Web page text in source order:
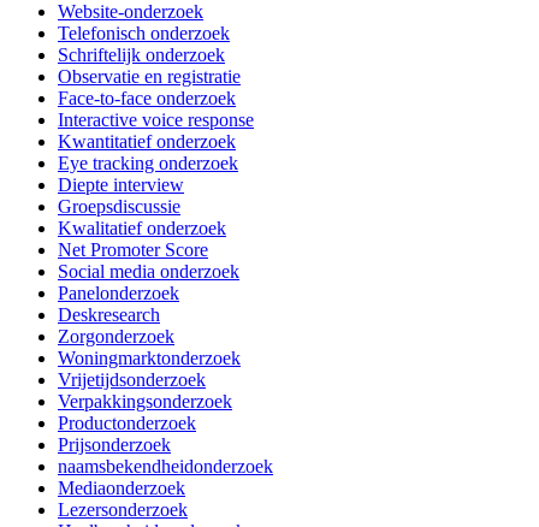
Website-onderzoek
Telefonisch onderzoek
Schriftelijk onderzoek
Observatie en registratie
Face-to-face onderzoek
Interactive voice response
Kwantitatief onderzoek
Eye tracking onderzoek
Diepte interview
Groepsdiscussie
Kwalitatief onderzoek
Net Promoter Score
Social media onderzoek
Panelonderzoek
Deskresearch
Zorgonderzoek
Woningmarktonderzoek
Vrijetijdsonderzoek
Verpakkingsonderzoek
Productonderzoek
Prijsonderzoek
naamsbekendheidonderzoek
Mediaonderzoek
Lezersonderzoek